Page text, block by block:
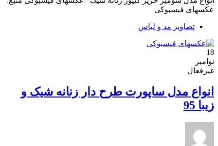
عکسهای فیسبوکی
تصاویر مد و لباس
18
نوامبر
غیرفعال
انواع مدل ساپورت طرح دار زنانه شیک و
زیبا 95